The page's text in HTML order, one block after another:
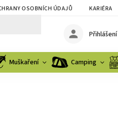
OSOBNÍCH ÚDAJŮ KARIÉRA
Přihlášení
Muškaření Camping